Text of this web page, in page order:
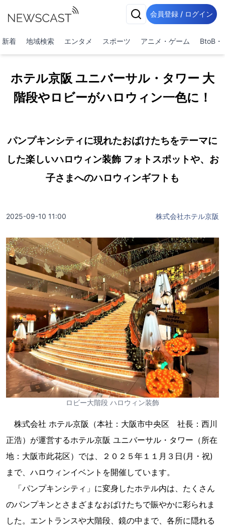
会員登録 / ログイン
新着 地域検索 エンタメ スポーツ アニメ・ゲーム BtoB・
ホテル京阪 ユニバーサル・タワー 大
階段やロビーがハロウィン一色に！
パンプキンシティに現れたおばけたちをテーマに
した楽しいハロウィン装飾 フォトスポットや、お
子さまへのハロウィンギフトも
2025-09-10 11:00 株式会社ホテル京阪
ロビー大階段 ハロウィン装飾
株式会社 ホテル京阪（本社：大阪市中央区 社長：西川
正浩）が運営するホテル京阪 ユニバーサル・タワー（所在
地：大阪市此花区）では、２０２５年１１月３日(月・祝)
まで、ハロウィンイベントを開催しています。
「パンプキンシティ」に変身したホテル内は、たくさん
のパンプキンとさまざまなおばけたちで賑やかに彩られま
した。エントランスや大階段、鏡の中まで、各所に隠れる